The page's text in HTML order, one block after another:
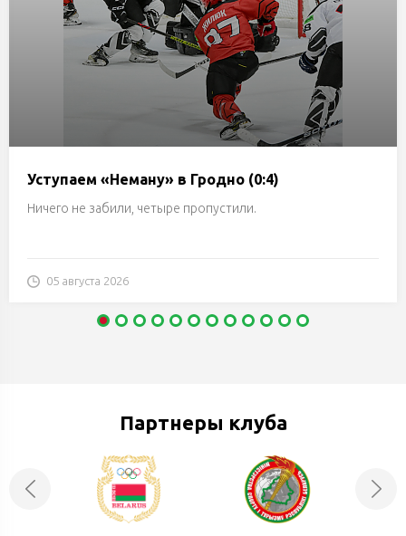
Уступаем «Неману» в Гродно (0:4)
Ничего не забили, четыре пропустили.
05 августа 2026
Партнеры клуба